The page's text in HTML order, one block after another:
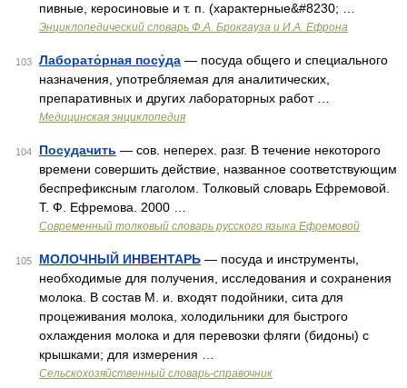
пивные, керосиновые и т. п. (характерные&#8230; …
Энциклопедический словарь Ф.А. Брокгауза и И.А. Ефрона
103 Лаборато́рная посу́да — посуда общего и специального
назначения, употребляемая для аналитических,
препаративных и других лабораторных работ …
Медицинская энциклопедия
104 Посудачить — сов. неперех. разг. В течение некоторого
времени совершить действие, названное соответствующим
беспрефиксным глаголом. Толковый словарь Ефремовой.
Т. Ф. Ефремова. 2000 …
Современный толковый словарь русского языка Ефремовой
105 МОЛОЧНЫЙ ИНВЕНТАРЬ — посуда и инструменты,
необходимые для получения, исследования и сохранения
молока. В состав М. и. входят подойники, сита для
процеживания молока, холодильники для быстрого
охлаждения молока и для перевозки фляги (бидоны) с
крышками; для измерения …
Сельскохозяйственный словарь-справочник